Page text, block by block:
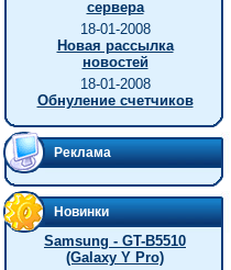
сервера
18-01-2008
Новая рассылка
новостей
18-01-2008
Обнуление счетчиков
Реклама
Новинки
Samsung - GT-B5510
(Galaxy Y Pro)